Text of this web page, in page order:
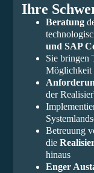
Ihre
Beratung
und SAP
Sie bringen
Möglichkeit
der
Betreuung
die
hinaus
Enger